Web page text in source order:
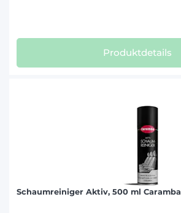
Produktdetails
Schaumreiniger Aktiv, 500 ml Caramba